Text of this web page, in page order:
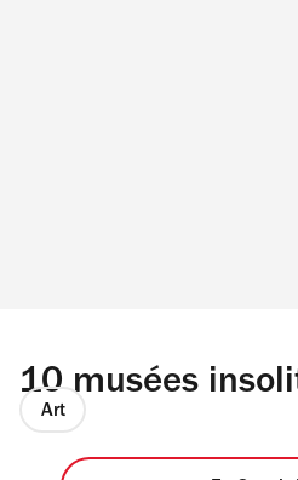
10 musées
Art